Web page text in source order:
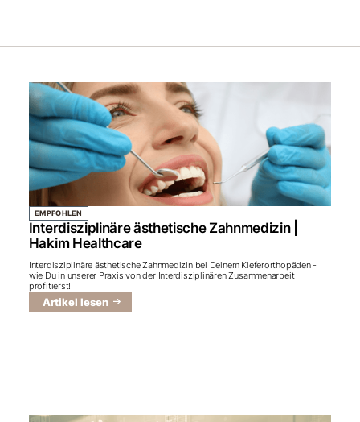
EMPFOHLEN
Interdisziplinäre ästhetische Zahnmedizin |
Hakim Healthcare
Interdisziplinäre ästhetische Zahnmedizin bei Deinem Kieferorthopäden -
wie Du in unserer Praxis von der Interdisziplinären Zusammenarbeit
profitierst!
Artikel lesen